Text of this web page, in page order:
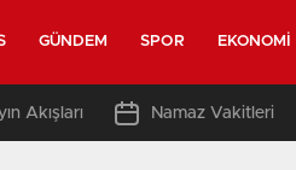
GÜNDEM SPOR EKONOMI
Akışları Namaz Vakitleri